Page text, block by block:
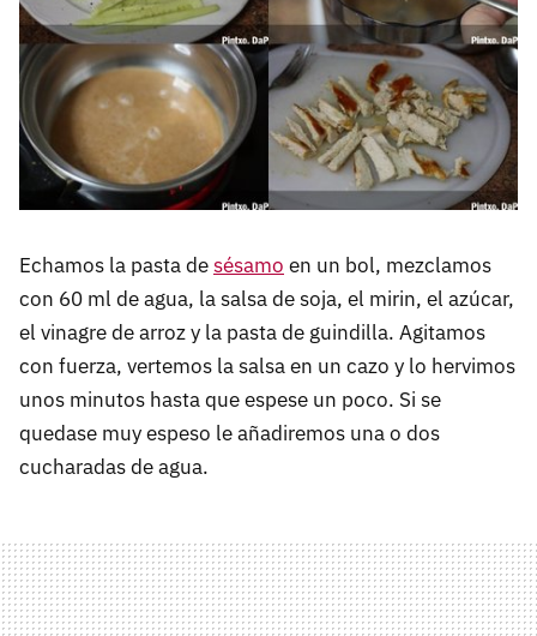
Echamos la pasta desésamo en un bol, mezclamos
con 60 ml de agua, la salsa de soja, el mirin, el azúcar,
el vinagre de arroz y la pasta de guindilla. Agitamos
con fuerza, vertemos la salsa en un cazo y lo hervimos
unos minutos hasta que espese un poco. Si se
quedase muy espeso le añadiremos una o dos
cucharadas de agua.